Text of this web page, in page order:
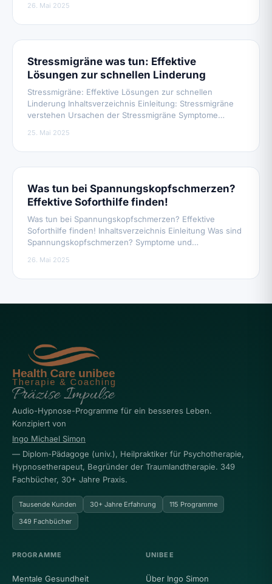
26. Mai 2025
Stressmigräne was tun: Effektive
Lösungen zur schnellen Linderung
Stressmigräne: Effektive Lösungen zur schnellen
Linderung Inhaltsverzeichnis Einleitung: Stressmigräne
verstehen Ursachen der Stressmigräne Symptome…
25. Mai 2025
Was tun bei Spannungskopfschmerzen?
Effektive Soforthilfe finden!
Was tun bei Spannungskopfschmerzen? Effektive
Soforthilfe finden! Inhaltsverzeichnis Einleitung Was sind
Spannungskopfschmerzen? Symptome und…
26. Mai 2025
Audio-Hypnose-Programme für ein besseres Leben.
Konzipiert von
Ingo Michael Simon
— Diplom-Pädagoge (univ.), Heilpraktiker für Psychotherapie,
Hypnosetherapeut, Begründer der Traumlandtherapie. 349
Fachbücher, 30+ Jahre Praxis.
Tausende Kunden 30+ Jahre Erfahrung
115 Programme
349 Fachbücher
PROGRAMME
Mentale Gesundheit
UNIBEE
Über Ingo Simon